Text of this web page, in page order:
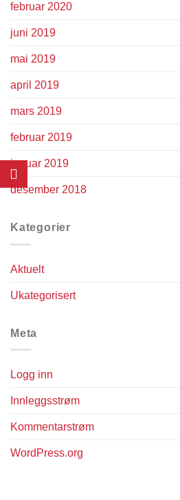
februar 2020
juni 2019
mai 2019
april 2019
mars 2019
februar 2019
januar 2019
desember 2018
Kategorier
Aktuelt
Ukategorisert
Meta
Logg inn
Innleggsstrøm
Kommentarstrøm
WordPress.org